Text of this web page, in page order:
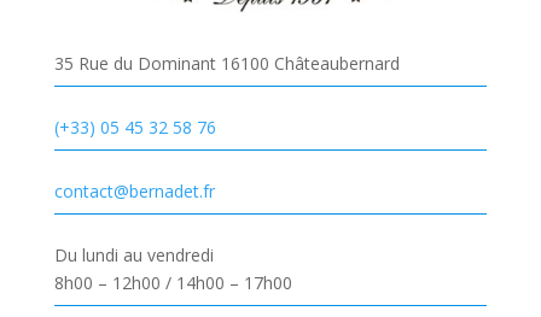
35 Rue du Dominant 16100 Châteaubernard
(+33) 05 45 32 58 76
contact@bernadet.fr
Du lundi au vendredi
8h00 – 12h00 / 14h00 – 17h00